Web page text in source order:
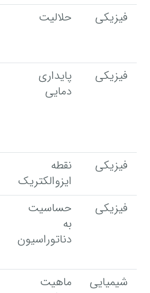
فیزیکی
حلالیت
فیزیکی
پایداری
دمایی
فیزیکی
نقطه
ایزوالکتریک
فیزیکی
حساسیت
به
دناتوراسیون
شیمیایی
ماهیت